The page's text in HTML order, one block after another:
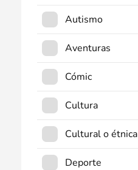
Autismo
Aventuras
Cómic
Cultura
Cultural o étnica
Deporte